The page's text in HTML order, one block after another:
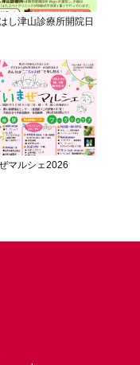
し津山診療所開院日
マルシェ2026